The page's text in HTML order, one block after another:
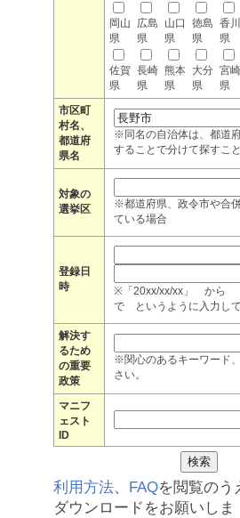
岡山
県
広島
県
山口
県
徳島
県
香川
県
佐賀
県
長崎
県
熊本
県
大分
県
宮崎
県
市区町
村名、
都道府
県名
※同名の自治体は、都道
することで分けて探すこ
対象の
選挙区
※都道府県、政令市や合
ている場合
登録日
時
※「20xx/xx/xx」 から
で というように入力して
解決す
るため
の重要
政策
※関心のあるキーワード
さい。
マニフ
ェスト
ID
利用方法、 FAQを閲覧のう
ダウンロードをお願いしま